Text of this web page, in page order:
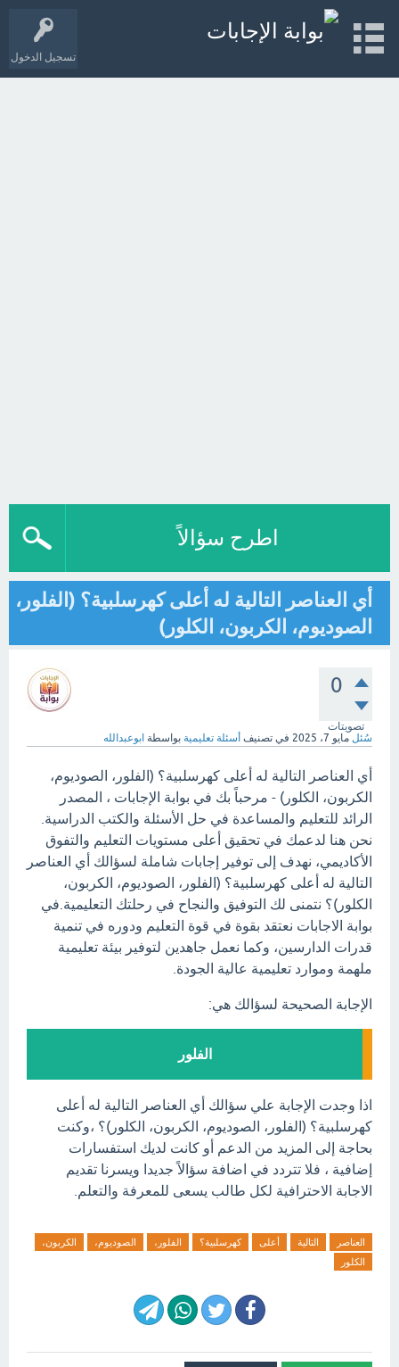
تسجيل الدخول
اطرح سؤالاً
أي العناصر التالية له أعلى كهرسلبية؟ (الفلور،
الصوديوم، الكربون، الكلور)
0
تصويتات
سُئل مايو 7، 2025 في تصنيف أسئلة تعليمية بواسطة ابوعبدالله
أي العناصر التالية له أعلى كهرسلبية؟ (الفلور، الصوديوم،
الكربون، الكلور) - مرحباً بك في بوابة الإجابات ، المصدر
الرائد للتعليم والمساعدة في حل الأسئلة والكتب الدراسية.
نحن هنا لدعمك في تحقيق أعلى مستويات التعليم والتفوق
الأكاديمي، نهدف إلى توفير إجابات شاملة لسؤالك أي العناصر
التالية له أعلى كهرسلبية؟ (الفلور، الصوديوم، الكربون،
الكلور)؟ نتمنى لك التوفيق والنجاح في رحلتك التعليمية.في
بوابة الاجابات نعتقد بقوة في قوة التعليم ودوره في تنمية
قدرات الدارسين، وكما نعمل جاهدين لتوفير بيئة تعليمية
ملهمة وموارد تعليمية عالية الجودة.
الإجابة الصحيحة لسؤالك هي:
الفلور
اذا وجدت الإجابة علي سؤالك أي العناصر التالية له أعلى
كهرسلبية؟ (الفلور، الصوديوم، الكربون، الكلور)؟ ،وكنت
بحاجة إلى المزيد من الدعم أو كانت لديك استفسارات
إضافية ، فلا تتردد في اضافة سؤالاً جديدا ويسرنا تقديم
الاجابة الاحترافية لكل طالب يسعى للمعرفة والتعلم.
العناصر التالية أعلى كهرسلبية؟ الفلور، الصوديوم،
الكربون،
الكلور